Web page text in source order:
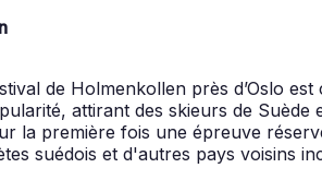
de Holmenkollen près d’Oslo
attirant des skieurs de
la première fois une épreuve
suédois et d'autres pays voisins